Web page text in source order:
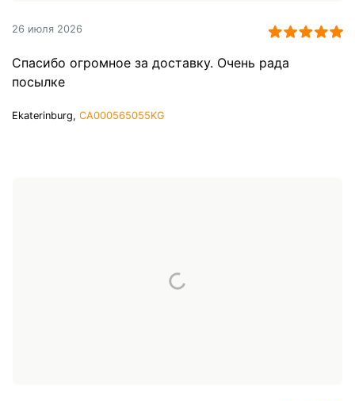
26 июля 2026
Спасибо огромное за доставку. Очень рада
посылке
Ekaterinburg, CA000565055KG